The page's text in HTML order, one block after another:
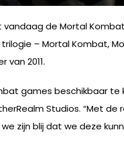
de Mortal
– Mortal Kombat,
2011.
games beschikbaar
Studios. “Met
zijn blij dat we deze